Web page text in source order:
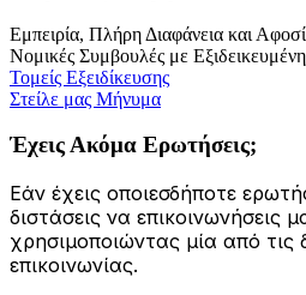
Εμπειρία, Πλήρη Διαφάνεια και
Νομικές Συμβουλές με
Τομείς Εξειδίκευσης
Στείλε μας Μήνυμα
Έχεις Ακόμα Ερωτήσεις;
Εάν έχεις οποιεσδήποτε
διστάσεις να επικοινωνήσεις
χρησιμοποιώντας μία από τις
επικοινωνίας.